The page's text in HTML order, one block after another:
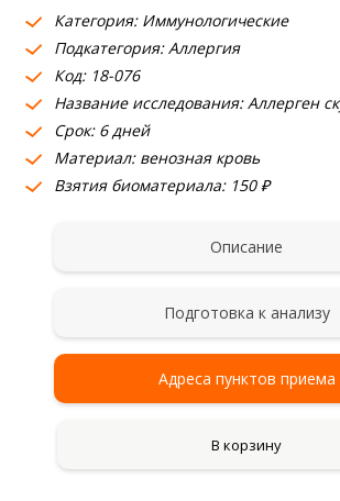
Получить результат
Пациентам
О компании
Где сдать
Категория: Иммунологические
Подкатегория: Аллергия
Код: 18-076
Название исследования: Аллерген
Срок: 6 дней
Материал: венозная кровь
Взятия биоматериала: 150 ₽
Описание
Подготовка к анализу
Адреса пунктов приема
В корзину